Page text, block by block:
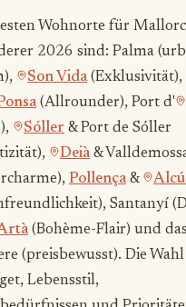
Wohnorte für
2026 sind: Palma
Son Vida(Exklusivität),
(Allrounder), Port d'
Sóller & Port de Sóller
Deià&
Pollença&
Santanyí
(Bohème-Flair) und das
(preisbewusst). Die
Lebensstil,